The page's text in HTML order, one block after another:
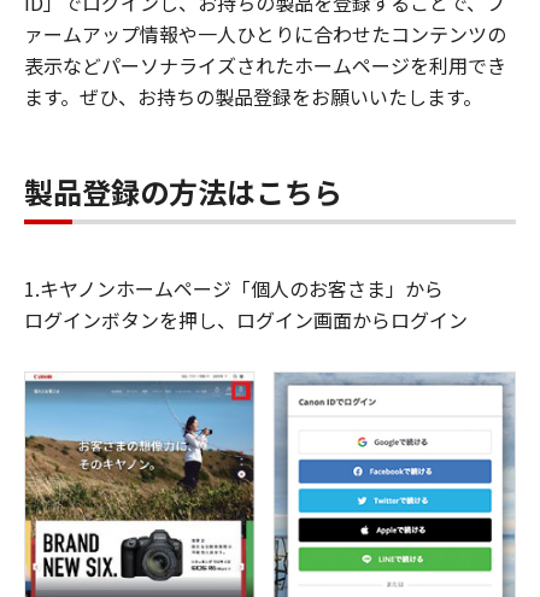
ァームアップ情報や一人ひとりに合わせたコンテンツの
表示などパーソナライズされたホームページを利用でき
ます。ぜひ、お持ちの製品登録をお願いいたします。
製品登録の方法はこちら
1.キヤノンホームページ「個人のお客さま」から
ログインボタンを押し、ログイン画面からログイン